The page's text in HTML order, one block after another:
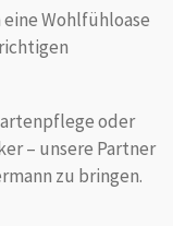
Wohlfühloase
oder
– unsere Partner
zu bringen.